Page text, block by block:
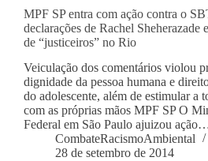
MPF SP entra com ação contra o
declarações de Rachel Sheherazade
de “justiceiros” no Rio
Veiculação dos comentários violou
dignidade da pessoa humana e
do adolescente, além de estimular a
com as próprias mãos MPF SP O
Federal em São Paulo ajuizou
CombateRacismoAmbiental
28 de setembro de 2014